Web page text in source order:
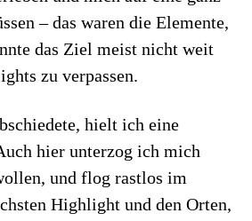
– das waren die Elemente,
das Ziel meist nicht weit
zu verpassen.
hielt ich eine
hier unterzog ich mich
und flog rastlos im
Highlight und den Orten,